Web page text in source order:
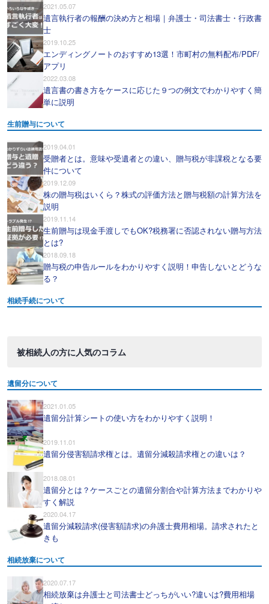
2021.05.07
遺言執行者の報酬の決め方と相場｜弁護士・司法書士・行政書
士
2019.10.25
エンディングノートのおすすめ13選！市町村の無料配布/PDF/
アプリ
2022.03.08
遺言書の書き方をケースに応じた９つの例文でわかりやすく簡
単に説明
生前贈与について
2019.04.01
受贈者とは。意味や受遺者との違い、贈与税が非課税となる要
件について
2019.12.09
株の贈与税はいくら？株式の評価方法と贈与税額の計算方法を
説明
2019.11.14
生前贈与は現金手渡しでもOK?税務署に否認されない贈与方法
とは?
2018.09.18
贈与税の申告ルールをわかりやすく説明！申告しないとどうな
る？
相続手続について
被相続人の方に人気のコラム
遺留分について
2021.01.05
遺留分計算シートの使い方をわかりやすく説明！
2019.11.01
遺留分侵害額請求権とは。遺留分減殺請求権との違いは？
2018.08.01
遺留分とは？ケースごとの遺留分割合や計算方法までわかりや
すく解説
2020.04.17
遺留分減殺請求(侵害額請求)の弁護士費用相場。請求されたと
きも
相続放棄について
2020.07.17
相続放棄は弁護士と司法書士どっちがいい?違いは?費用相場